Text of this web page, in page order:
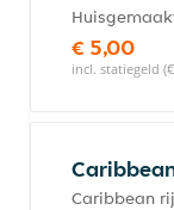
€ 5,00
incl. statiegeld
Caribbean